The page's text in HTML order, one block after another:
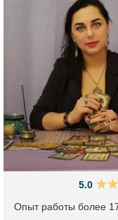
5.0
Опыт работы более